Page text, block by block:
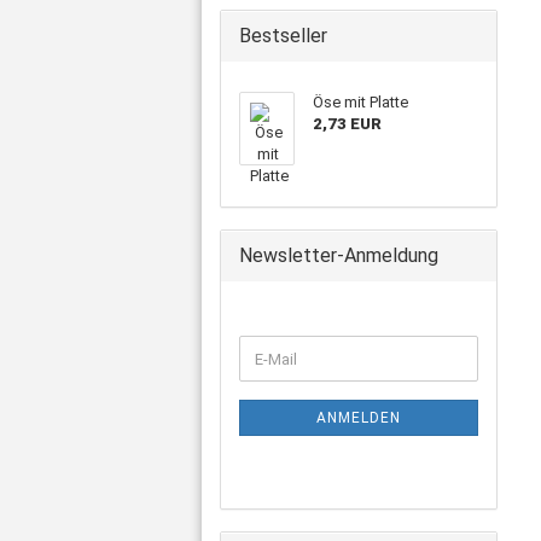
Bestseller
Öse mit Platte
2,73 EUR
Newsletter-Anmeldung
ANMELDEN